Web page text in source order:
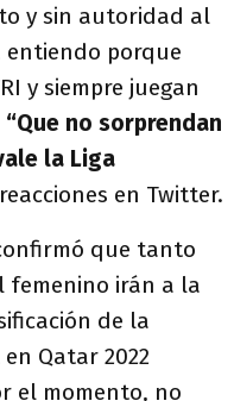
y sin autoridad al
entiendo porque
y siempre juegan
“Que no sorprendan
la Liga
en Twitter.
que tanto
femenino irán a la
de la
Qatar 2022
el momento, no